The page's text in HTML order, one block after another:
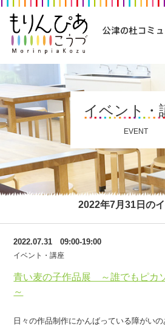
イベント・
EVENT
2022年7月31日の
青い麦の子作品展 ～誰でもピカ
～
2022.07.31 09:00-19:00
イベント・講座
日々の作品制作にかんばっている障がいの